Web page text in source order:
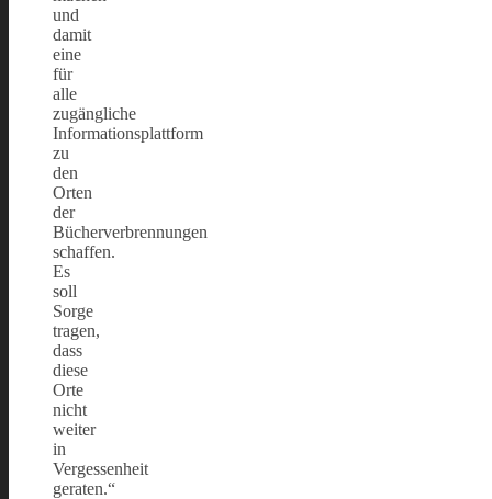
und
damit
eine
für
alle
zugängliche
Informationsplattform
zu
den
Orten
der
Bücherverbrennungen
schaffen.
Es
soll
Sorge
tragen,
dass
diese
Orte
nicht
weiter
in
Vergessenheit
geraten.“